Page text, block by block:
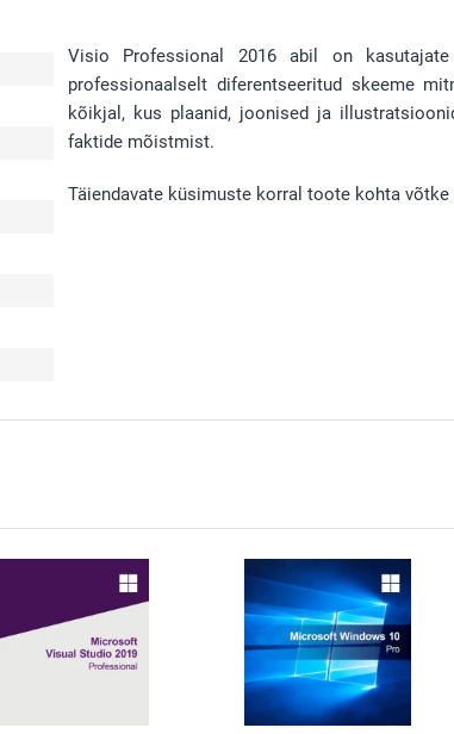
Visio Professional 2016 abil on
professionaalselt diferentseeritud skeeme
kõikjal, kus plaanid, joonised ja
faktide mõistmist.
Täiendavate küsimuste korral toote kohta